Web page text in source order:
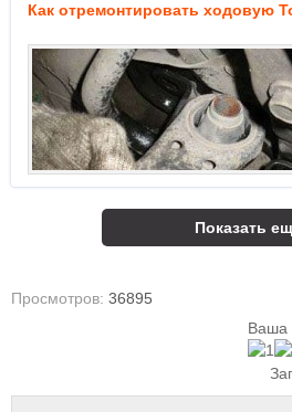
Как отремонтировать ходовую
Показать
Просмотров: 36895
Ваша